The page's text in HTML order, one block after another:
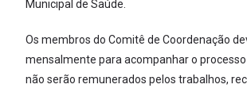
Municipal de Saúde.
Os membros do Comitê de Coordenação
mensalmente para acompanhar o
não serão remunerados pelos trabalhos,